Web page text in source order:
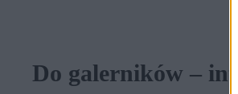
Do galerników –